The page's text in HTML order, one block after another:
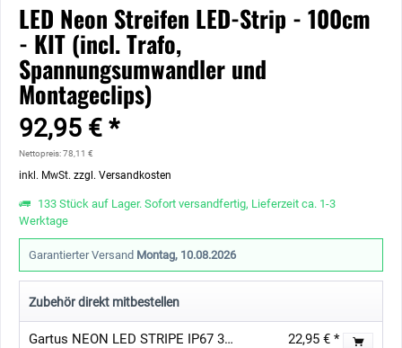
LED Neon Streifen LED-Strip - 100cm
- KIT (incl. Trafo,
Spannungsumwandler und
Montageclips)
92,95 € *
Nettopreis: 78,11 €
inkl. MwSt. zzgl. Versandkosten
133 Stück auf Lager. Sofort versandfertig, Lieferzeit ca. 1-3
Werktage
Garantierter Versand Montag, 10.08.2026
Zubehör direkt mitbestellen
Gartus NEON LED STRIPE IP67 3000K 24V 50CM 22,95 € *